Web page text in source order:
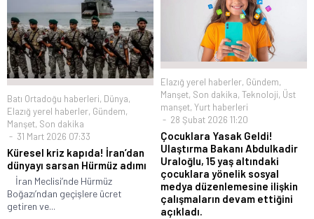
Batı Ortadoğu haberleri, Dünya,
Elazığ yerel haberler, Gündem,
Manşet, Son dakika
31 Mart 2026 07:33
Küresel kriz kapıda! İran’dan
dünyayı sarsan Hürmüz adımı
İran Meclisi’nde Hürmüz
Boğazı’ndan geçişlere ücret
getiren ve...
Elazığ yerel haberler, Gündem,
Manşet, Son dakika, Teknoloji, Üst
manşet, Yurt haberleri
28 Şubat 2026 11:20
Çocuklara Yasak Geldi!
Ulaştırma Bakanı Abdulkadir
Uraloğlu, 15 yaş altındaki
çocuklara yönelik sosyal
medya düzenlemesine ilişkin
çalışmaların devam ettiğini
açıkladı.